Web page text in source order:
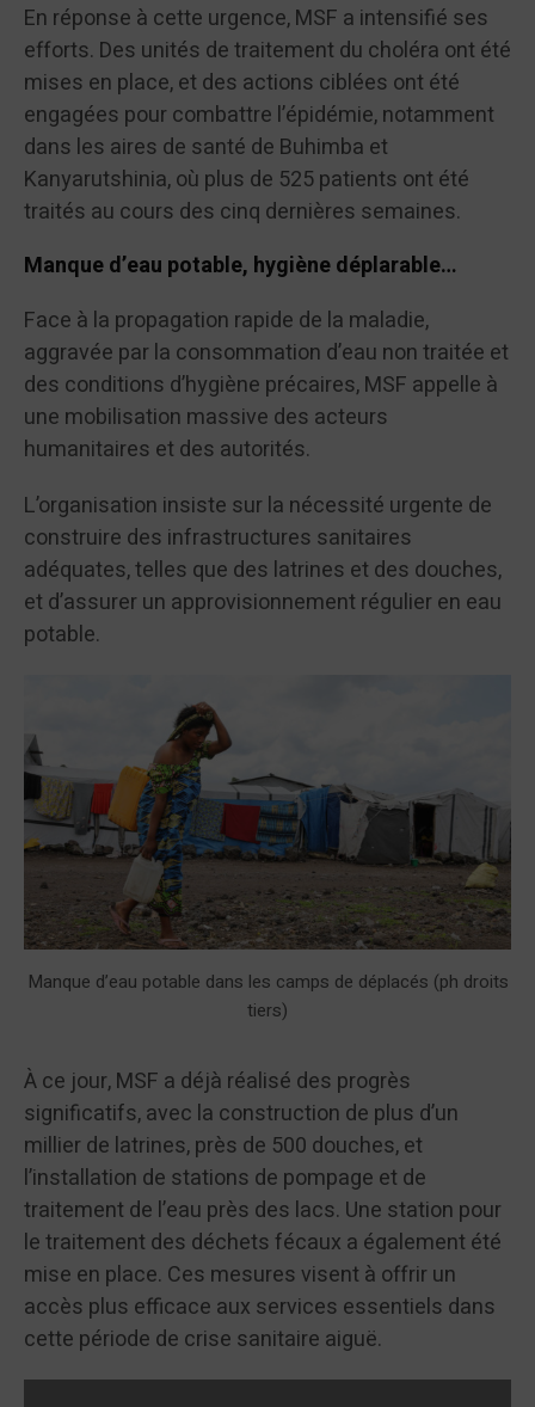
En réponse à cette urgence, MSF a intensifié ses
efforts. Des unités de traitement du choléra ont été
mises en place, et des actions ciblées ont été
engagées pour combattre l’épidémie, notamment
dans les aires de santé de Buhimba et
Kanyarutshinia, où plus de 525 patients ont été
traités au cours des cinq dernières semaines.
Manque d’eau potable, hygiène déplarable…
Face à la propagation rapide de la maladie,
aggravée par la consommation d’eau non traitée et
des conditions d’hygiène précaires, MSF appelle à
une mobilisation massive des acteurs
humanitaires et des autorités.
L’organisation insiste sur la nécessité urgente de
construire des infrastructures sanitaires
adéquates, telles que des latrines et des douches,
et d’assurer un approvisionnement régulier en eau
potable.
Manque d’eau potable dans les camps de déplacés (ph droits
tiers)
À ce jour, MSF a déjà réalisé des progrès
significatifs, avec la construction de plus d’un
millier de latrines, près de 500 douches, et
l’installation de stations de pompage et de
traitement de l’eau près des lacs. Une station pour
le traitement des déchets fécaux a également été
mise en place. Ces mesures visent à offrir un
accès plus efficace aux services essentiels dans
cette période de crise sanitaire aiguë.